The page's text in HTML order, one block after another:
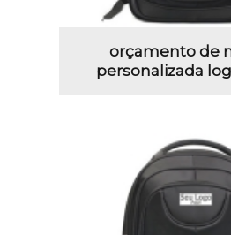
orçamento de
personalizada